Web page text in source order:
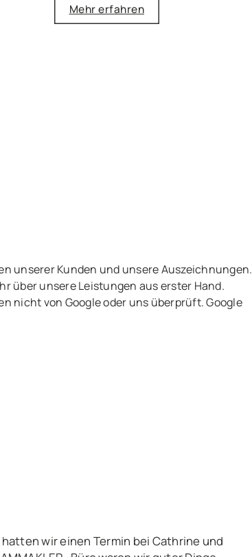
Mehr erfahren
unserer Kunden und unsere Auszeichnungen.
über unsere Leistungen aus erster Hand.
nicht von Google oder uns überprüft. Google
wir einen Termin bei Cathrine und